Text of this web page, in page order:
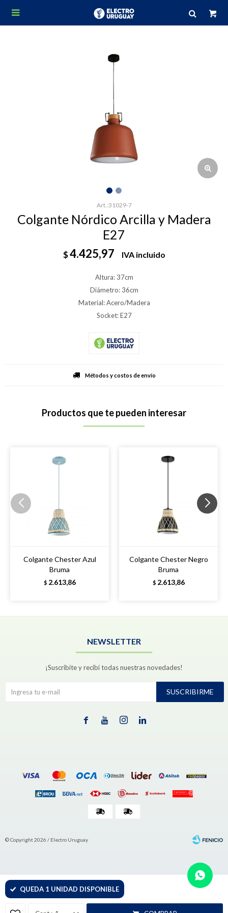

31029-7
Colgante Nórdico Arcilla y Madera
E27
$4.425,97 IVA incluido
Altura: 37cm
Diámetro: 36cm
Material: Acero/Madera
Socket: E27
QUEDA 1 UNIDAD DISPONIBLE
Métodos y costos de envío
Productos que te pueden interesar
Colgante Chester Azul
Bruma
$ 2.613,86
Colgante Chester Negro
Bruma
$ 2.613,86
NEWSLETTER
¡Suscribite y recibí todas nuestras novedades!
SUSCRIBIRME
   
© Copyright 2026 / Electro Uruguay